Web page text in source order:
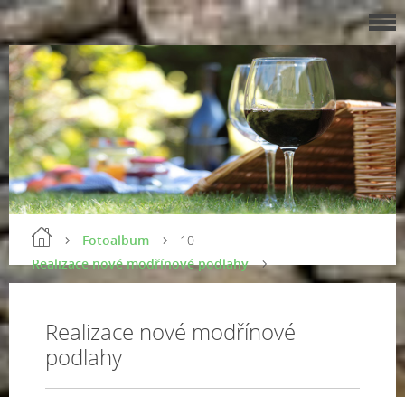
Fotoalbum
Realizace nové modřínové podlahy
10
Realizace nové modřínové
podlahy